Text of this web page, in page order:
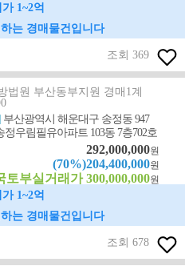
1~2억
는 경매물건입니다
조회 369
법원 부산동부지원 경매1계
부산광역시 해운대구 송정동 947
정우림필유아파트 103동 7층702호
292,000,000원
(70%)204,400,000원
토부실거래가 300,000,000원
1~2억
는 경매물건입니다
조회 678